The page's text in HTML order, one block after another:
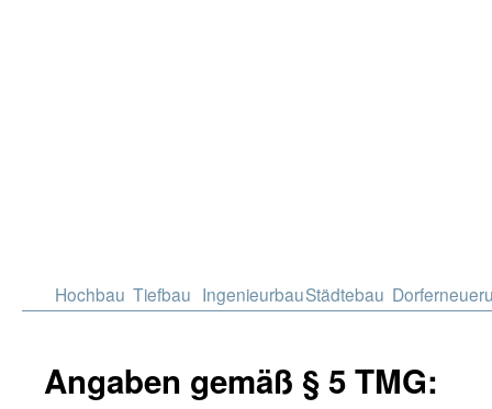
Hochbau Tiefbau IngenieurbauStädtebau
Angaben gemäß § 5 TMG: